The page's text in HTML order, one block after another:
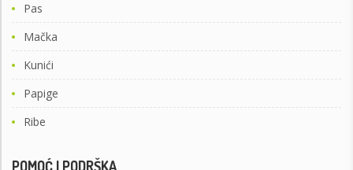
Pas
Mačka
Kunići
Papige
Ribe
POMOĆ I PODRŠKA